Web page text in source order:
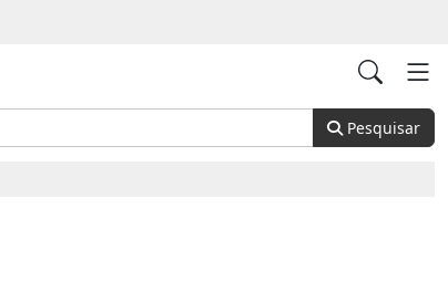
Pesquisar